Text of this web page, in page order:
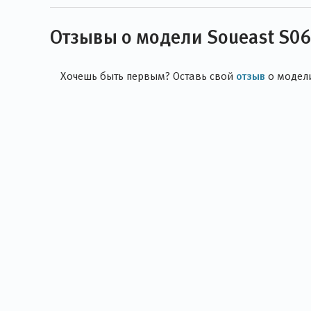
Отзывы о модели Soueast S06
Хочешь быть первым? Оставь свой отзыв о